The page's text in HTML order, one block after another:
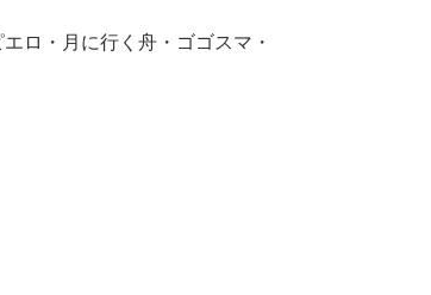
に行く舟・ゴゴスマ・